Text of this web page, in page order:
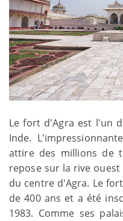
Le fort d'Agra est l'un
Inde.
attire des millions de
repose sur la rive
du centre d'Agra. Le
de 400 ans et a été
1983. Comme ses